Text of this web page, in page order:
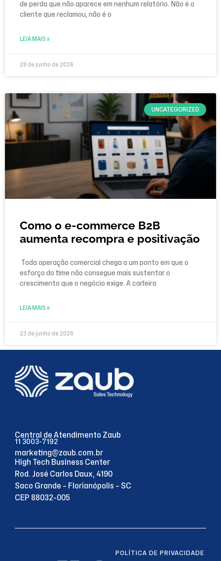
de perda que não aparece em nenhum relatório. Não é o
cliente que reclamou, não é o
LEIA MAIS »
29 de junho de 2026
UNCATEGORIZED
Como o e-commerce B2B
aumenta recompra e positivação
Toda operação comercial chega a um ponto em que o
esforço do time não consegue mais sustentar o
crescimento que o negócio exige. A carteira
LEIA MAIS »
23 de junho de 2026
Central de Atendimento Zaub
11 3003-7192
marketing@zaub.com.br
High Tech Business Center
Rod. José Carlos Daux, 4190
Saco Grande – Florianópolis – SC
CEP 88032-005
POLÍTICA DE PRIVACIDADE